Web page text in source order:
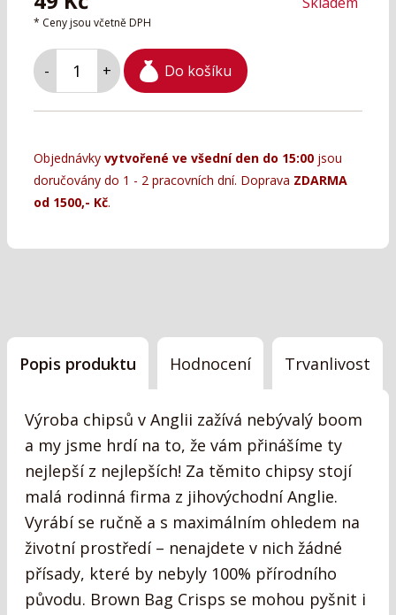
* Ceny jsou včetně DPH
- + Do košíku
Objednávky vytvořené ve všední den do 15:00 jsou
doručovány do 1 - 2 pracovních dní. Doprava ZDARMA
od 1500,- Kč.
Popis produktu Hodnocení Trvanlivost
Výroba chipsů v Anglii zažívá nebývalý boom
a my jsme hrdí na to, že vám přinášíme ty
nejlepší z nejlepších! Za těmito chipsy stojí
malá rodinná firma z jihovýchodní Anglie.
Vyrábí se ručně a s maximálním ohledem na
životní prostředí – nenajdete v nich žádné
přísady, které by nebyly 100% přírodního
původu. Brown Bag Crisps se mohou pyšnit i